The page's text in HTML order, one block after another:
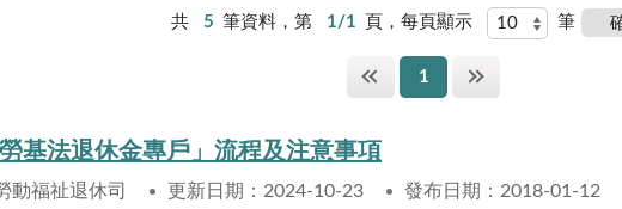
共 5 筆資料，第 1/1 頁，每頁顯示 筆
1
基法退休金專戶」流程及注意事項
動福祉退休司 更新日期：2024-10-23 發布日期：2018-01-12